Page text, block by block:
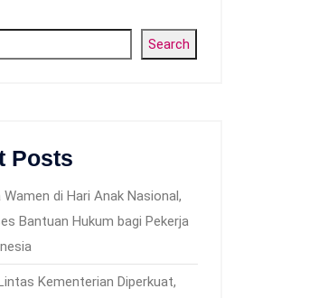
Search
Posts
di Hari Anak Nasional,
Bantuan Hukum bagi Pekerja
Kementerian Diperkuat,